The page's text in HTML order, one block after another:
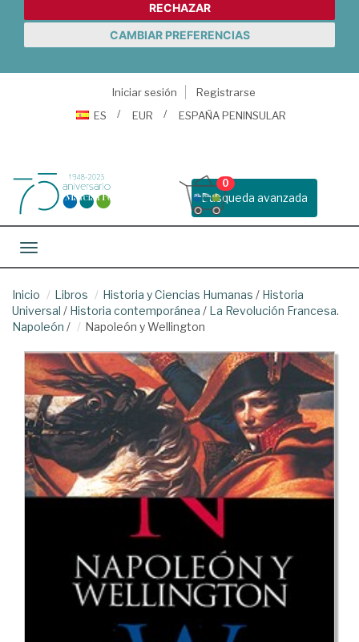
RECHAZAR
CAMBIAR PREFERENCIAS
Iniciar sesión
Registrarse
ES
EUR ESPAÑA PENINSULAR
Busqueda avanzada
0
Toggle navigation
Inicio Libros Historia y Ciencias Humanas / Historia
Universal / Historia contemporánea / La Revolución Francesa.
Napoleón / Napoleón y Wellington